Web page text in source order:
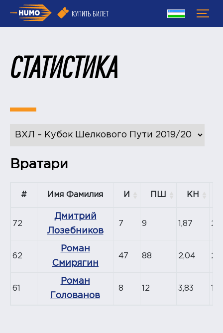
КУПИТЬ БИЛЕТ
СТАТИСТИКА
Вратари
# Имя Фамилия И ПШ КН
72
Дмитрий
Лозебников
7 9 1,87
62
Роман
Смирягин
47 88 2,04
61
Роман
Голованов
8 12 3,83